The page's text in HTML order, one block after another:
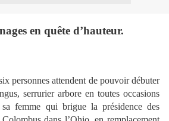
en quête d’hauteur.
personnes attendent de pouvoir débuter
serrurier arbore en toutes occasions
femme qui brigue la présidence des